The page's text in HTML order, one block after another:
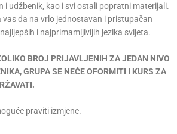
i udžbenik, kao i svi ostali popratni materijali.
vas da na vrlo jednostavan i pristupačan
i najprimamljivijih jezika svijeta.
BROJ PRIJAVLJENIH ZA JEDAN NIVO
GRUPA SE NEĆE OFORMITI I KURS ZA
praviti izmjene.